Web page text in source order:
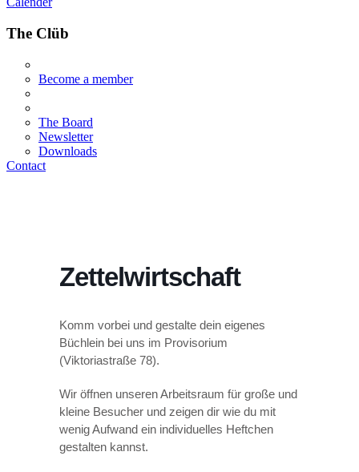
The Clüb
Become a member
The Board
Newsletter
Downloads
Contact
Zettelwirtschaft
Komm vorbei und gestalte dein eigenes
Büchlein bei uns im Provisorium
(Viktoriastraße 78).
Wir öffnen unseren Arbeitsraum für große und
kleine Besucher und zeigen dir wie du mit
wenig Aufwand ein individuelles Heftchen
gestalten kannst.